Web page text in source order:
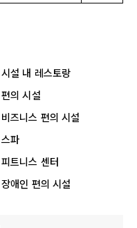
시설 내 레스토랑
편의 시설
비즈니스 편의 시설
스파
피트니스 센터
장애인 편의 시설